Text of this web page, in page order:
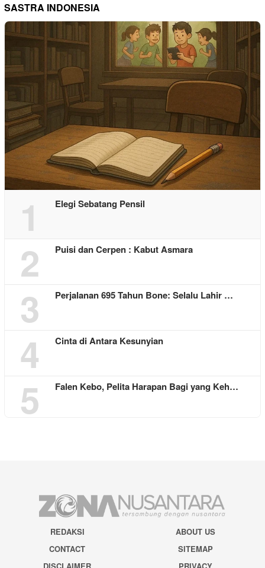
SASTRA INDONESIA
1 Elegi Sebatang Pensil
2 Puisi dan Cerpen : Kabut Asmara
3 Perjalanan 695 Tahun Bone: Selalu Lahir …
4 Cinta di Antara Kesunyian
5 Falen Kebo, Pelita Harapan Bagi yang Keh…
REDAKSI
ABOUT US
CONTACT
SITEMAP
DISCLAIMER
PRIVACY